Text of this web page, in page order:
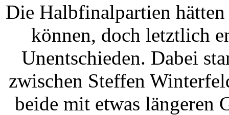
Die Halbfinalpartien
können, doch letztlich
Unentschieden. Dabei
zwischen Steffen
beide mit etwas längeren